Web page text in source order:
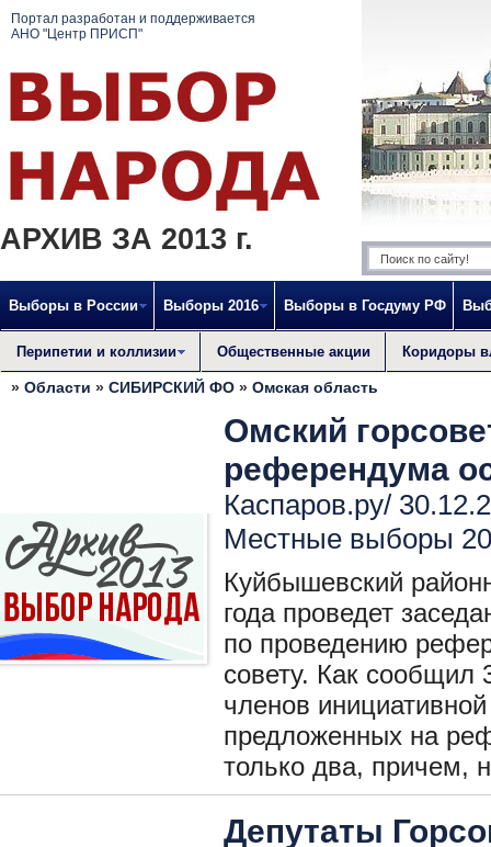
Портал разработан и поддерживается
АНО "Центр ПРИСП"
АРХИВ ЗА 2013 г.
Выборы в России Выборы 2016 Выборы в Госдуму РФ
Перипетии и коллизии Общественные акции Коридоры
» Области » СИБИРСКИЙ ФО » Омская область
Омский
референдума
Каспаров.ру/
Местные выборы
Куйбышевский
года проведет
по проведению
совету. Как сообщил
членов
предложенных на
только два, причем,
Депутаты